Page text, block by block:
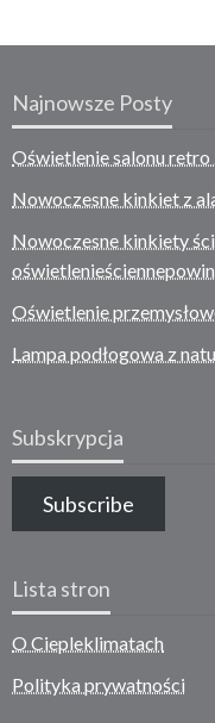
Najnowsze Posty
Oświetlenie salonu
Nowoczesne kinkiet z
Nowoczesne kinkiety
Oświetlenie
Lampa podłogowa z
Subskrypcja
Subscribe
Lista stron
O Ciepleklimatach
Polityka prywatności